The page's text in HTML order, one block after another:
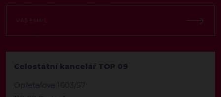
Celostátní kancelář TOP 09
Opletalova 1603/57